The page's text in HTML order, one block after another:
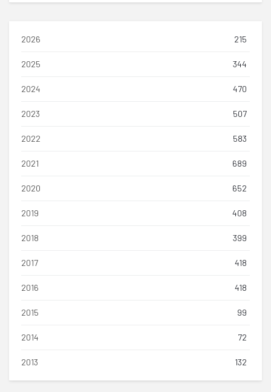
2026 215
2025 344
2024 470
2023 507
2022 583
2021 689
2020 652
2019 408
2018 399
2017 418
2016 418
2015 99
2014 72
2013 132